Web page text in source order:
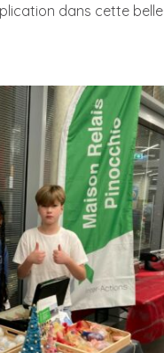
dans cette